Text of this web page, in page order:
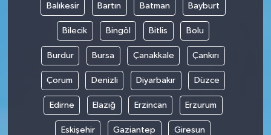
Balıkesir Bartın Batman Bayburt
Bilecik Bingöl Bitlis Bolu
Burdur Bursa Çanakkale Çankırı
Çorum Denizli Diyarbakır Düzce
Edirne Elazığ Erzincan Erzurum
Eskişehir Gaziantep Giresun